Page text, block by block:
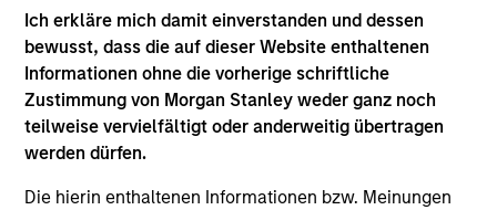
Ich erkläre mich damit einverstanden und dessen
bewusst, dass die auf dieser Website enthaltenen
Informationen ohne die vorherige schriftliche
Zustimmung von Morgan Stanley weder ganz noch
teilweise vervielfältigt oder anderweitig übertragen
werden dürfen.
Die hierin enthaltenen Informationen bzw. Meinungen
earned a J.D. from Università degli Studi La
Sapienze and an MBA from INSEAD. She is a CFA
charterholder.
Team Insights